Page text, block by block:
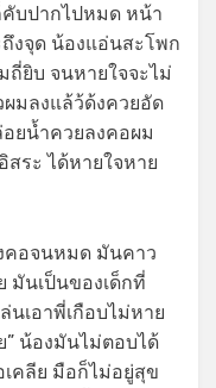
คับปากไปหมด หน้า
งจุด น้องแอ่นสะโพก
ถี่ยิบ จนหายใจจะไม่
มลงแล้ว้ด้งควยอัด
ยน้ำควยลงคอผม
ระ ได้หายใจหาย
คอจนหมด มันคาว
มันเป็นของเด็กที่
นเอาพี่เกือบไม่หาย
” น้องมันไม่ตอบได้
คลีย มือก็ไม่อยู่สุข